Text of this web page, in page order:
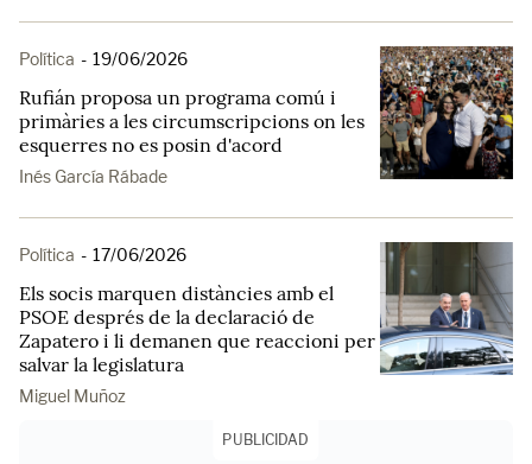
Política - 19/06/2026
Rufián proposa un programa comú i
primàries a les circumscripcions on les
esquerres no es posin d'acord
Inés García Rábade
Política - 17/06/2026
Els socis marquen distàncies amb el
PSOE després de la declaració de
Zapatero i li demanen que reaccioni per
salvar la legislatura
Miguel Muñoz
PUBLICIDAD